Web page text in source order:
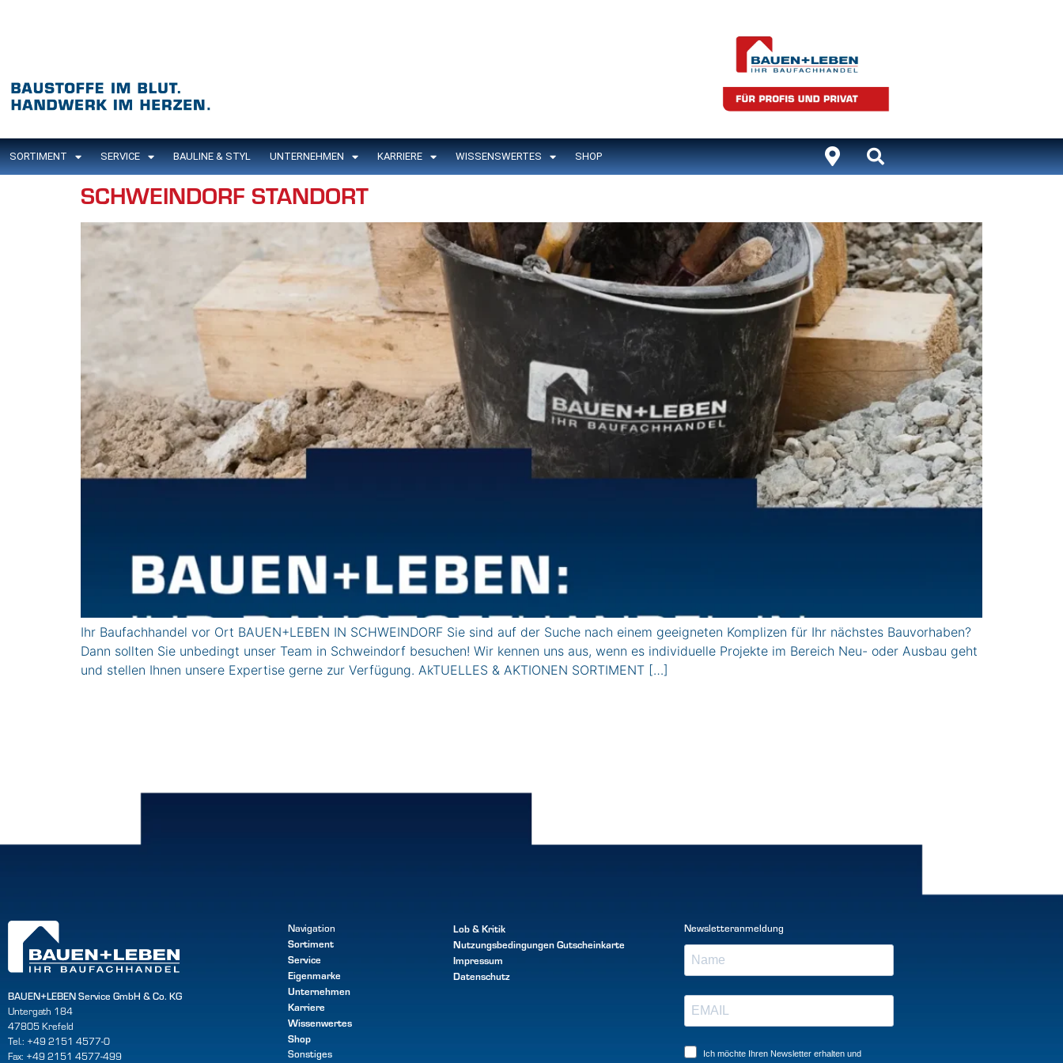
SORTIMENT SERVICE BAULINE & STYL UNTERNEHMEN KARRIERE WISSENSWERTES SHOP
SCHWEINDORF STANDORT
Ihr Baufachhandel vor Ort BAUEN+LEBEN IN SCHWEINDORF Sie sind auf der Suche nach einem geeigneten Komplizen für Ihr nächstes Bauvorhaben?
Dann sollten Sie unbedingt unser Team in Schweindorf besuchen! Wir kennen uns aus, wenn es individuelle Projekte im Bereich Neu- oder Ausbau geht
und stellen Ihnen unsere Expertise gerne zur Verfügung. AkTUELLES & AKTIONEN SORTIMENT […]
BAUEN+LEBEN Service GmbH & Co. KG
Untergath 184
47805 Krefeld
Tel.: +49 2151 4577-0
Fax: +49 2151 4577-499
Navigation
Sortiment
Service
Eigenmarke
Unternehmen
Karriere
Wissenwertes
Shop
Sonstiges
Lob & Kritik
NutzungsbedingungenGutscheinkarte
Impressum
Datenschutz
Newsletteranmeldung
Ich möchte Ihren Newsletter erhalten und